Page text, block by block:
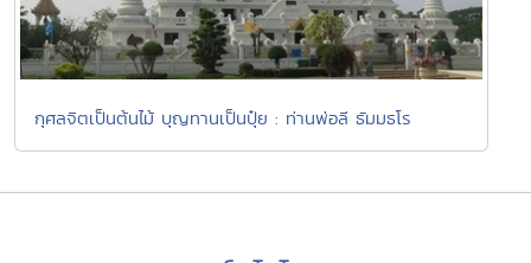
กุศลจิตเป็นต้นไม้ บุญทานเป็นปุ๋ย : ท่านพ่อลี ธัมมธโร